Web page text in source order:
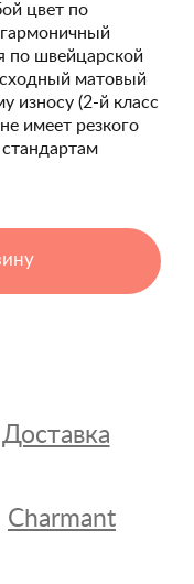
цвет по
гармоничный
по швейцарской
матовый
износу (2-й класс
имеет резкого
Доставка
Charmant